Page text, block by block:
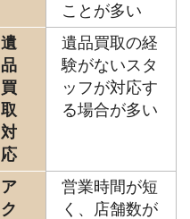
ことが多い
遺
品
買
取
対
応
遺品買取の経
験がないスタ
ッフが対応す
る場合が多い
ア
ク
営業時間が短
く、店舗数が